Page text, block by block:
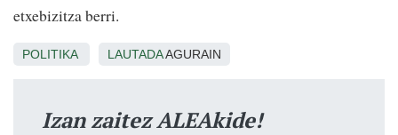
etxebizitza berri.
POLITIKA LAUTADAAGURAIN
Izan zaitez ALEAkide!